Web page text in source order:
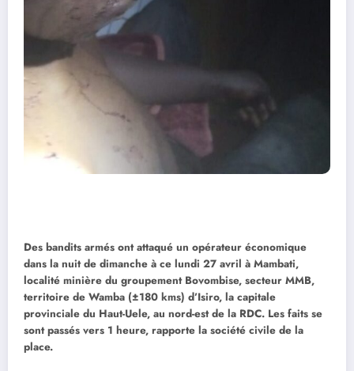
Des bandits armés ont attaqué un opérateur économique
dans la nuit de dimanche à ce lundi 27 avril à Mambati,
localité minière du groupement Bovombise, secteur MMB,
territoire de Wamba (±180 kms) d’Isiro, la capitale
provinciale du Haut-Uele, au nord-est de la RDC. Les faits se
sont passés vers 1 heure, rapporte la société civile de la
place.